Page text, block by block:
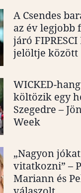
A Csendes
az év legjobb
járó
jelöltje között
WICKED-
költözik egy
Szegedre –
Week
„Nagyon
vitatkozni” –
Mariann és